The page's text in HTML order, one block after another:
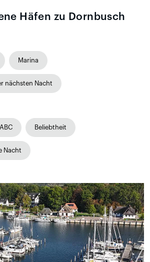
Häfen zu Dornbusch
Marina
nächsten Nacht
ABC Beliebtheit
Nacht